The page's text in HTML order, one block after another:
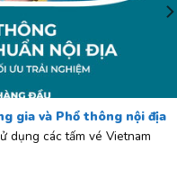
gia và Phổ thông nội địa
dụng các tấm vé Vietnam